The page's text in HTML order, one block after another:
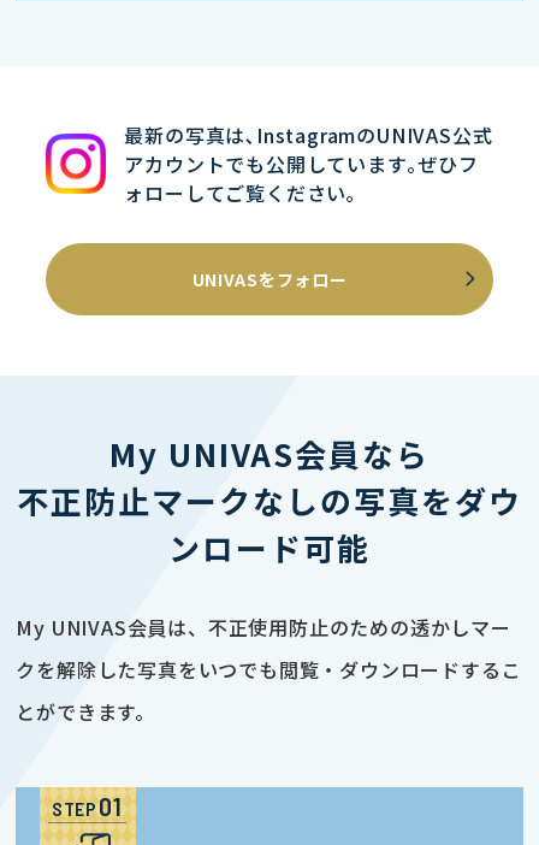
最新の写真は､InstagramのUNIVAS公式
アカウントでも公開しています｡ぜひフ
ォローしてご覧ください｡
UNIVASをフォロー
My UNIVAS会員なら
不正防止マークなしの写真をダウ
ンロード可能
My UNIVAS会員は、不正使用防止のための透かしマー
クを解除した写真をいつでも閲覧・ダウンロードするこ
とができます。
STEP